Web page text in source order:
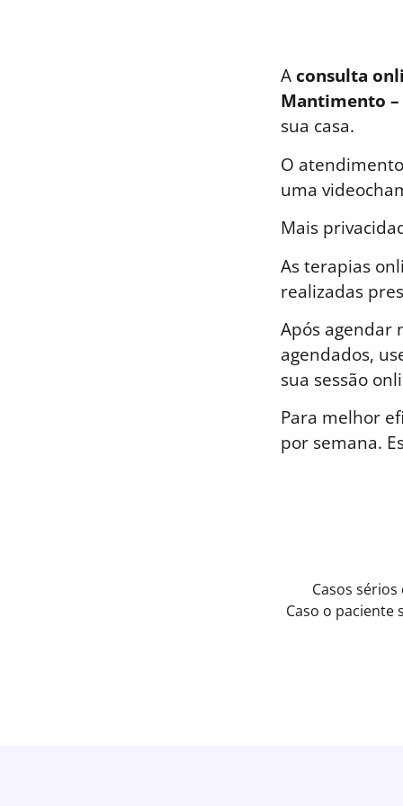
Aconsulta
Mantimento –
sua casa.
O
uma
Mais
As terapias
realizadas
Após agendar
agendados,
sua sessão
Para melhor
por semana.
Casos
Caso o paciente